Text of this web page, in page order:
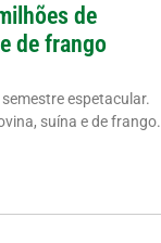
de
de frango
espetacular.
suína e de frango.